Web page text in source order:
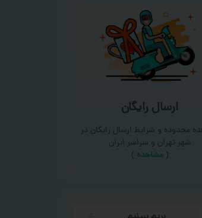
ارسال رایگان
محدوده و شرایط ارسال رایگان در
شهر تهران و سراسر ایران
(مشاهده )